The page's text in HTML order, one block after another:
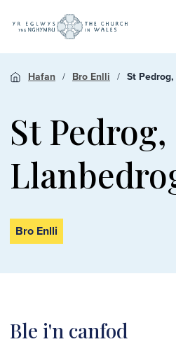
Hafan Bro Enlli St
St Pedrog,
Bro Enlli
Ble i'n canfod